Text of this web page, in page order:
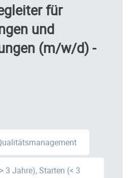
für
und
(m/w/d) -
3 Jahre), Starten (< 3